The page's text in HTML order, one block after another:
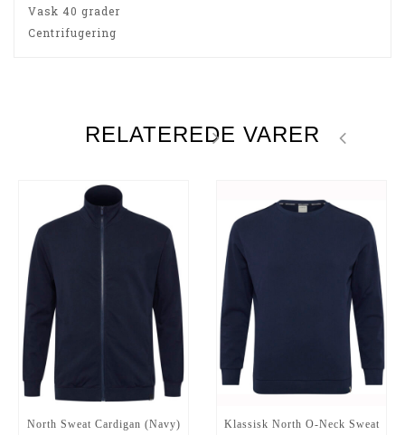
Vask 40 grader
Centrifugering
RELATEREDE VARER
North Sweat Cardigan (Navy)
Klassisk North O-Neck Sweat